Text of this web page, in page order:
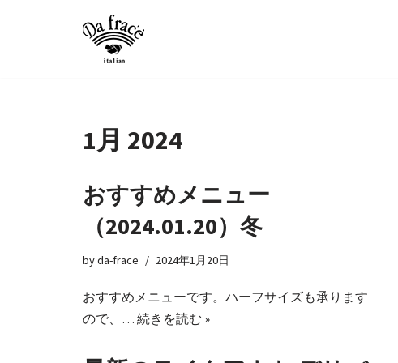
1月 2024
おすすめメニュー
（2024.01.20）冬
byda-frace 2024年1月20日
おすすめメニューです。ハーフサイズも承ります
ので、… 続きを読む »